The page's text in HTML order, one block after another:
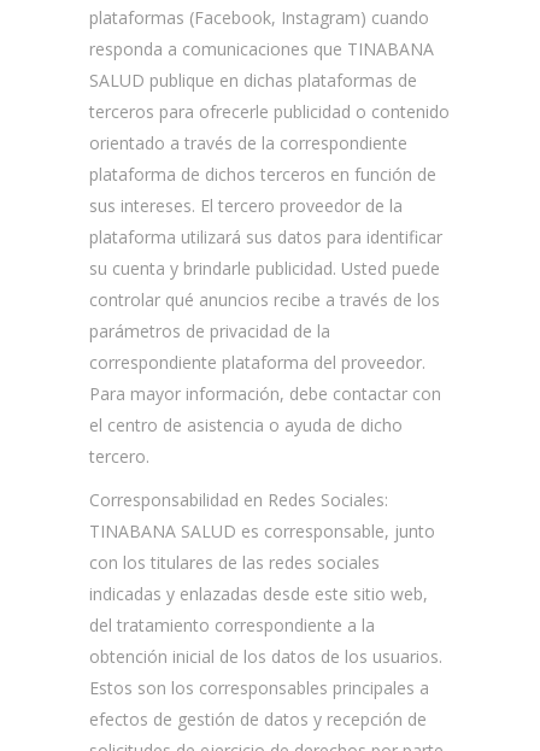
plataformas (Facebook, Instagram) cuando
responda a comunicaciones que TINABANA
SALUD publique en dichas plataformas de
terceros para ofrecerle publicidad o contenido
orientado a través de la correspondiente
plataforma de dichos terceros en función de
sus intereses. El tercero proveedor de la
plataforma utilizará sus datos para identificar
su cuenta y brindarle publicidad. Usted puede
controlar qué anuncios recibe a través de los
parámetros de privacidad de la
correspondiente plataforma del proveedor.
Para mayor información, debe contactar con
el centro de asistencia o ayuda de dicho
tercero.
Corresponsabilidad en Redes Sociales:
TINABANA SALUD es corresponsable, junto
con los titulares de las redes sociales
indicadas y enlazadas desde este sitio web,
del tratamiento correspondiente a la
obtención inicial de los datos de los usuarios.
Estos son los corresponsables principales a
efectos de gestión de datos y recepción de